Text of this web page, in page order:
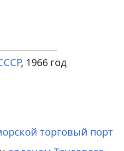
, 1966 год
торговый порт